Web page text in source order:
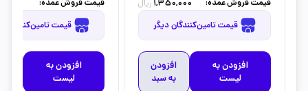
قیمت فروش عمده:
1,350,000 ریال
قیمت تامین‌کنندگان دیگر
افزودن به
لیست
افزودن
به سبد
قیمت فروش عمده:
قیمت تامین‌کنندگان دیگر
افزودن به
لیست